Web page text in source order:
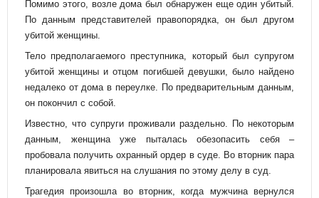
Помимо этого, возле дома был обнаружен еще один убитый.
По данным представителей правопорядка, он был другом
убитой женщины.
Тело предполагаемого преступника, который был супругом
убитой женщины и отцом погибшей девушки, было найдено
недалеко от дома в переулке. По предварительным данным,
он покончил с собой.
Известно, что супруги проживали раздельно. По некоторым
данным, женщина уже пыталась обезопасить себя –
пробовала получить охранный ордер в суде. Во вторник пара
планировала явиться на слушания по этому делу в суд.
Трагедия произошла во вторник, когда мужчина вернулся